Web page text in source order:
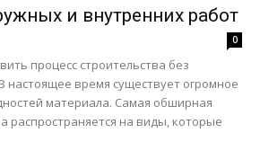
и внутренних работ
0
процесс строительства без
настоящее время существует огромное
материала. Самая обширная
распространяется на виды, которые